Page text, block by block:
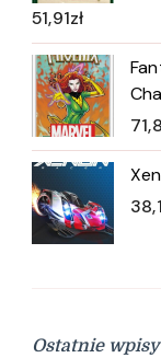
51,91zł
Ostatnie wpisy